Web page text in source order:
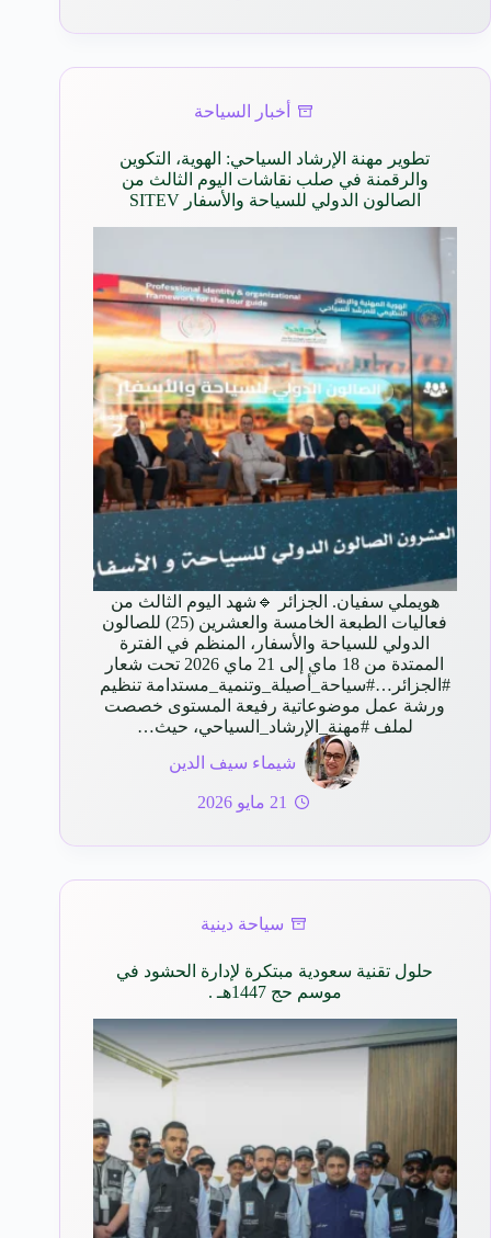
أخبار السياحة
تطوير مهنة الإرشاد السياحي: الهوية، التكوين
والرقمنة في صلب نقاشات اليوم الثالث من
الصالون الدولي للسياحة والأسفار SITEV
هويملي سفيان. الجزائر 🔹شهد اليوم الثالث من
فعاليات الطبعة الخامسة والعشرين (25) للصالون
الدولي للسياحة والأسفار، المنظم في الفترة
الممتدة من 18 ماي إلى 21 ماي 2026 تحت شعار
#الجزائر…#سياحة_أصيلة_وتنمية_مستدامة تنظيم
ورشة عمل موضوعاتية رفيعة المستوى خصصت
لملف #مهنة_الإرشاد_السياحي، حيث…
شيماء سيف الدين
21 مايو 2026
سياحة دينية
حلول تقنية سعودية مبتكرة لإدارة الحشود في
موسم حج 1447هـ .